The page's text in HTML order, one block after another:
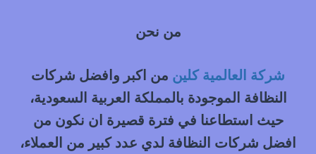
من نحن
شركة العالمية كلين من اكبر وافضل شركات
النظافة الموجودة بالمملكة العربية السعودية،
حيث استطاعنا في فترة قصيرة ان نكون من
افضل شركات النظافة لدي عدد كبير من العملاء،